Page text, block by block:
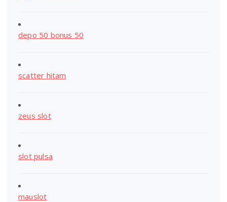
depo 50 bonus 50
scatter hitam
zeus slot
slot pulsa
mauslot